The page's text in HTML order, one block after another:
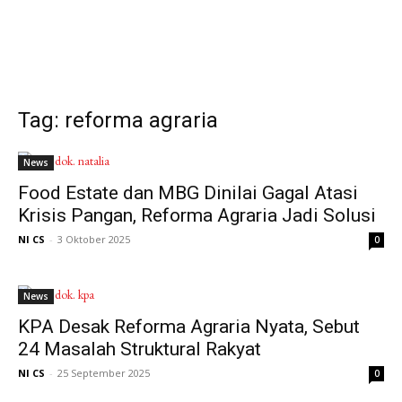
Tag: reforma agraria
News
Food Estate dan MBG Dinilai Gagal Atasi
Krisis Pangan, Reforma Agraria Jadi Solusi
NI CS - 3 Oktober 2025 0
News
KPA Desak Reforma Agraria Nyata, Sebut
24 Masalah Struktural Rakyat
NI CS - 25 September 2025 0